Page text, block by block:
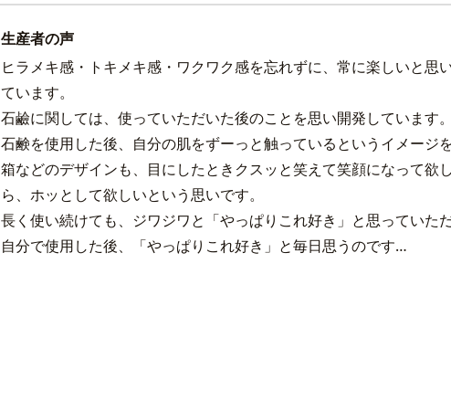
生産者の声
ヒラメキ感・トキメキ感・ワクワク感を忘れずに、常に楽しいと思
ています。
石鹼に関しては、使っていただいた後のことを思い開発しています。
石鹸を使用した後、自分の肌をずーっと触っているというイメージ
箱などのデザインも、目にしたときクスッと笑えて笑顔になって欲
ら、ホッとして欲しいという思いです。
長く使い続けても、ジワジワと「やっぱりこれ好き」と思っていた
自分で使用した後、「やっぱりこれ好き」と毎日思うのです…